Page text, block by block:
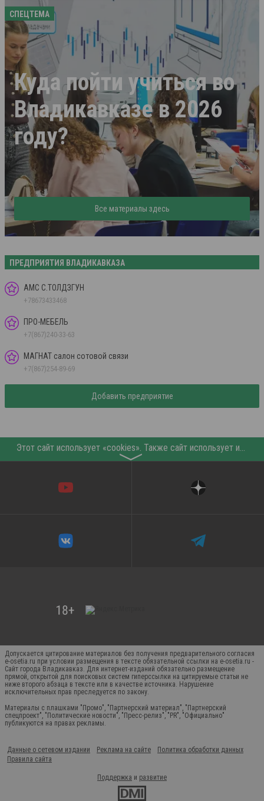
СПЕЦТЕМА
Куда пойти учиться во
Владикавказе в 2026
году?
Все материалы здесь
ПРЕДПРИЯТИЯ ВЛАДИКАВКАЗА
АМС С.ТОЛДЗГУН
+78673433468
ПРО-МЕБЕЛЬ
+7(867)240-33-63
МАГНАТ салон сотовой связи
+7(867)254-89-69
Добавить предприятие
Этот сайт использует «cookies». Также сайт использует интернет-сервис для сбора технических данных касательно посетителей с целью получения маркетинговой и статистической информации. Условия обработки данных посетителей сайта см.
〉
Допускается цитирование материалов без получения предварительного согласия
e-osetia.ru при условии размещения в тексте обязательной ссылки на e-osetia.ru -
Сайт города Владикавказ. Для интернет-изданий обязательно размещение
прямой, открытой для поисковых систем гиперссылки на цитируемые статьи не
ниже второго абзаца в тексте или в качестве источника. Нарушение
исключительных прав преследуется по закону.
Материалы с плашками "Промо", "Партнерский материал", "Партнерский
спецпроект", "Политические новости", "Пресс-релиз", "PR", "Официально"
публикуются на правах рекламы.
Данные о сетевом издании Реклама на сайте
Политика обработки данных
Правила сайта
Поддержка и развитие